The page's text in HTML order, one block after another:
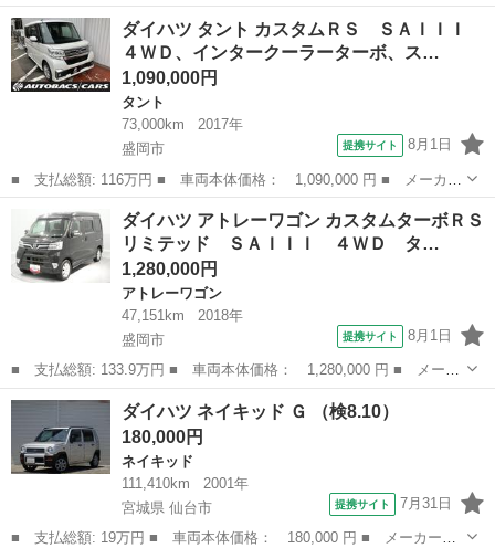
名： ダイハツ ■ 車種名： コペン ■ グレード名： アクティブ
トップ 電動オープン シートヒーター ＥＴＣ キーレス ■ 排気
量： 66...
岩手 紫波郡 コペン
ダイハツ タント カスタムＲＳ ＳＡＩＩＩ
４ＷＤ、インタークーラーターボ、ス…
1,090,000円
タント
73,000km
2017年
盛岡市
提携サイト 8月1日
■ 支払総額: 116万円 ■ 車両本体価格： 1,090,000 円 ■ メーカー
名： ダイハツ ■ 車種名： タント ■ グレード名： カスタムＲ
Ｓ ＳＡＩＩＩ ４ＷＤ、インタークーラーターボ、スマートアシス
ト３、純正...
盛岡市 タント
ダイハツ アトレーワゴン カスタムターボＲＳ
リミテッド ＳＡＩＩＩ ４ＷＤ タ…
1,280,000円
アトレーワゴン
47,151km
2018年
盛岡市
提携サイト 8月1日
■ 支払総額: 133.9万円 ■ 車両本体価格： 1,280,000 円 ■ メーカ
ー名： ダイハツ ■ 車種名： アトレーワゴン ■ グレード名：
カスタムターボＲＳリミテッド ＳＡＩＩＩ ４ＷＤ ターボ ＬＥ
Ｄヘッド...
岩手 盛岡市 アトレーワゴン
ダイハツ ネイキッド Ｇ （検8.10）
180,000円
ネイキッド
111,410km
2001年
宮城県 仙台市
提携サイト 7月31日
■ 支払総額: 19万円 ■ 車両本体価格： 180,000 円 ■ メーカー